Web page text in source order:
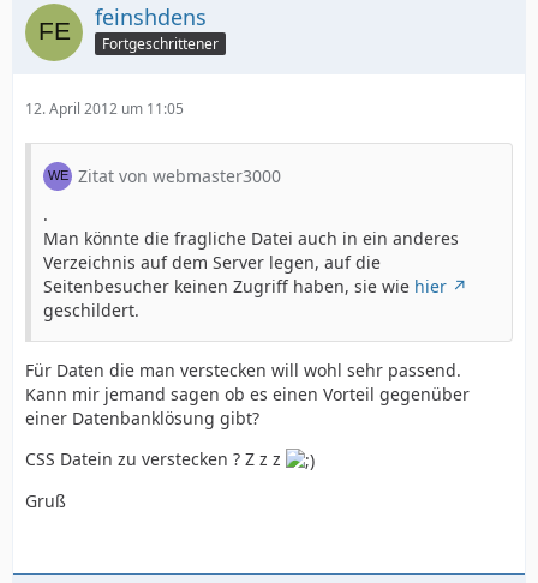
feinshdens
Fortgeschrittener
12. April 2012 um 11:05
Zitat von webmaster3000
.
Man könnte die fragliche Datei auch in ein anderes
Verzeichnis auf dem Server legen, auf die
Seitenbesucher keinen Zugriff haben, sie wie hier
geschildert.
Für Daten die man verstecken will wohl sehr passend.
Kann mir jemand sagen ob es einen Vorteil gegenüber
einer Datenbanklösung gibt?
CSS Datein zu verstecken ? Z z z
Gruß